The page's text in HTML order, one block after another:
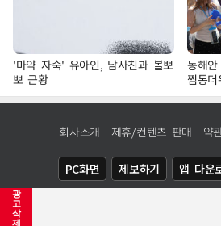
광
고
삭
제
'마약 자숙' 유아인, 남사친과 볼뽀
뽀 근황
동해
찜통
회사소개 제휴/컨텐츠 판매 약
PC화면 제보하기 앱 다운